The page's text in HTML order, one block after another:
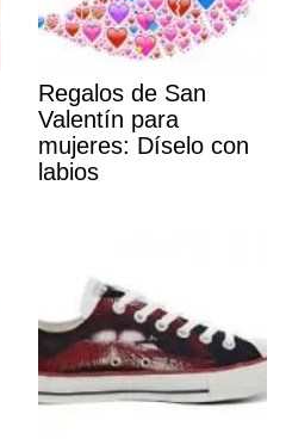
Regalos de San
Valentín para
mujeres: Díselo con
labios